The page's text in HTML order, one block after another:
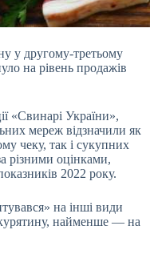
у другому-третьому
на рівень продажів
«Свинарі України»,
мереж відзначили як
чеку, так і сукупних
різними оцінками,
2022 року.
на інші види
найменше — на